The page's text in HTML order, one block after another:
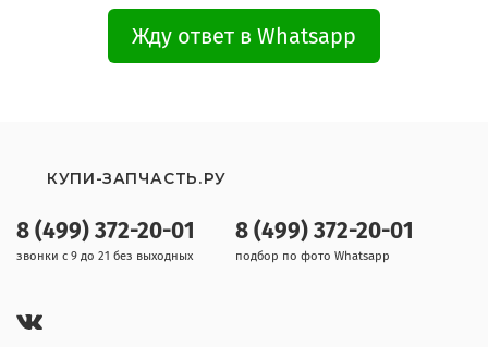
Жду ответ в Whatsapp
8 (499) 372-20-01
звонки с 9 до 21 без выходных
8 (499) 372-20-01
подбор по фото Whatsapp
КУПИ-ЗАПЧАСТЬ.РУ